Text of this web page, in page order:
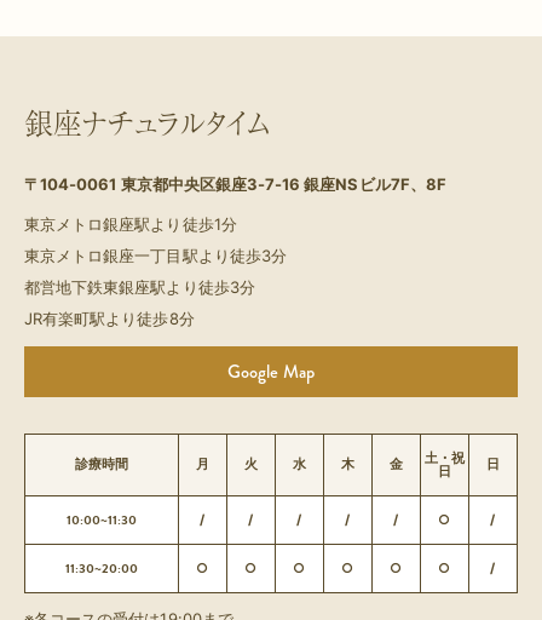
銀座ナチュラルタイム
〒104-0061 東京都中央区銀座3-7-16 銀座NSビル7F、8F
東京メトロ銀座駅より徒歩1分
東京メトロ銀座一丁目駅より徒歩3分
都営地下鉄東銀座駅より徒歩3分
JR有楽町駅より徒歩8分
Google Map
診療時間 月 火 水 木 金 土・祝
日 日
10:00~11:30 / / / / / ○ /
11:30~20:00 ○ ○ ○ ○ ○ ○ /